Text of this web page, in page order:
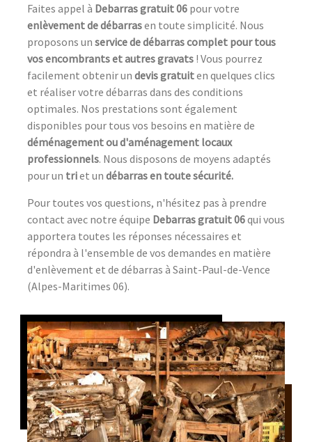
Faites appel à Debarras gratuit 06 pour votre
enlèvement de débarrasen toute simplicité. Nous
proposons un service de débarras complet pour tous
vos encombrants et autres gravats ! Vous pourrez
facilement obtenir un devis gratuiten quelques clics
et réaliser votre débarras dans des conditions
optimales. Nos prestations sont également
disponibles pour tous vos besoins en matière de
déménagement ou d'aménagement locaux
professionnels. Nous disposons de moyens adaptés
pour un triet un débarras en toute sécurité.
Pour toutes vos questions, n'hésitez pas à prendre
contact avec notre équipe Debarras gratuit 06qui vous
apportera toutes les réponses nécessaires et
répondra à l'ensemble de vos demandes en matière
d'enlèvement et de débarras à Saint-Paul-de-Vence
(Alpes-Maritimes 06).